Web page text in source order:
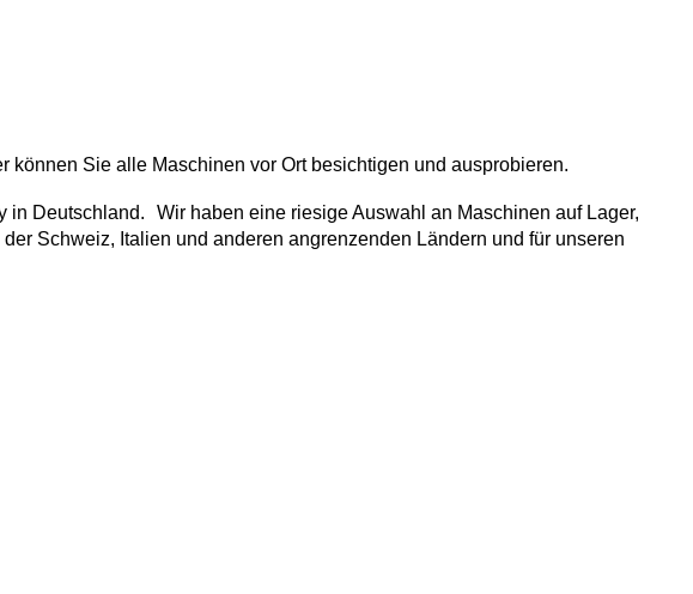
können Sie alle Maschinen vor Ort besichtigen und ausprobieren.
Deutschland. Wir haben eine riesige Auswahl an Maschinen auf Lager,
Schweiz, Italien und anderen angrenzenden Ländern und für unseren